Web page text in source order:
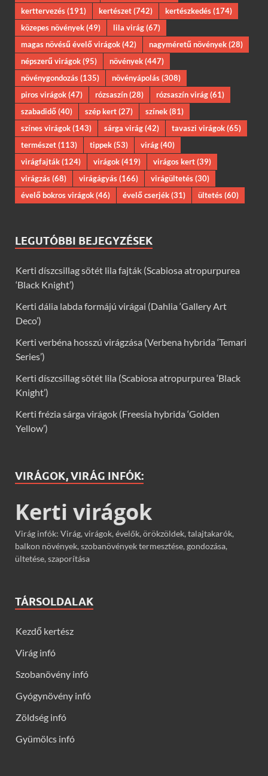
kerttervezés(191) kertészet(742) kertészkedés(174)
közepes növények(49) lila virág(67)
magas növésű évelő virágok(42) nagyméretű növények(28)
népszerű virágok(95) növények(447)
növénygondozás(135) növényápolás(308)
piros virágok(47) rózsaszín(28) rózsaszín virág(61)
szabadidő(40) szép kert(27) színek(81)
színes virágok(143) sárga virág(42) tavaszi virágok(65)
természet(113) tippek(53) virág(40)
virágfajták(124) virágok(419) virágos kert(39)
virágzás(68) virágágyás(166) virágültetés(30)
évelő bokros virágok(46) évelő cserjék(31) ültetés(60)
LEGUTÓBBI BEJEGYZÉSEK
Kerti díszcsillag sötét lila fajták (Scabiosa atropurpurea
‘Black Knight’)
Kerti dália labda formájú virágai (Dahlia ‘Gallery Art
Deco’)
Kerti verbéna hosszú virágzása (Verbena hybrida ‘Temari
Series’)
Kerti díszcsillag sötét lila (Scabiosa atropurpurea ‘Black
Knight’)
Kerti frézia sárga virágok (Freesia hybrida ‘Golden
Yellow’)
VIRÁGOK, VIRÁG INFÓK:
Kerti virágok
Virág infók: Virág, virágok, évelők, örökzöldek, talajtakarók,
balkon növények, szobanövények termesztése, gondozása,
ültetése, szaporítása
TÁRSOLDALAK
Kezdő kertész
Virág infó
Szobanövény infó
Gyógynövény infó
Zöldség infó
Gyümölcs infó